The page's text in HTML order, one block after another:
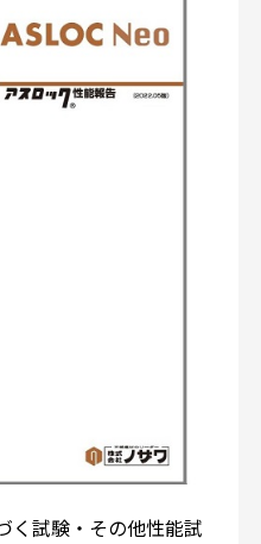
く試験・その他性能試